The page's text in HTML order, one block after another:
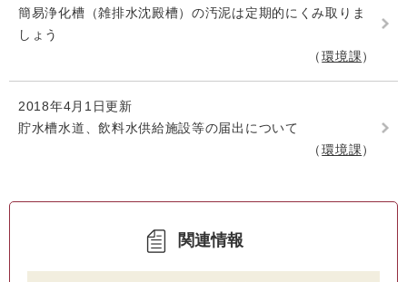
簡易浄化槽（雑排水沈殿槽）の汚泥は定期的にくみ取りま
しょう
環境課
2018年4月1日更新
貯水槽水道、飲料水供給施設等の届出について
環境課
関連情報